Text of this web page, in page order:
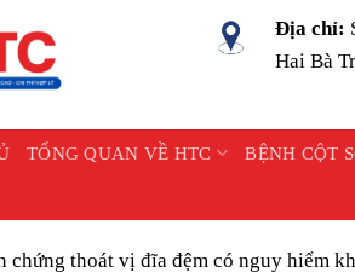
Địa chỉ:
Hai Bà
TỔNG QUAN VỀ HTC BỆNH CỘT
chứng thoát vị đĩa đệm có nguy hiểm